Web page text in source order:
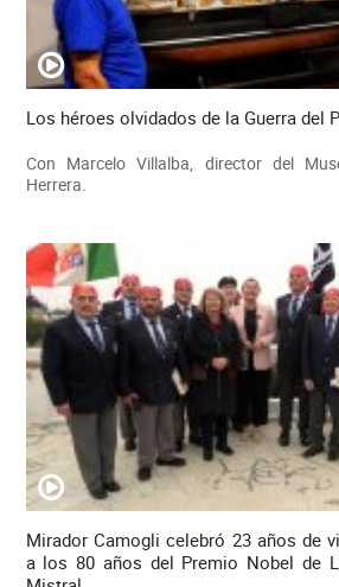
Los héroes olvidados de la Guerra del
Con Marcelo Villalba, director del
Herrera.
Mirador Camogli celebró 23 años de
a los 80 años del Premio Nobel de